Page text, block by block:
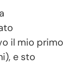
il mio primo
e sto